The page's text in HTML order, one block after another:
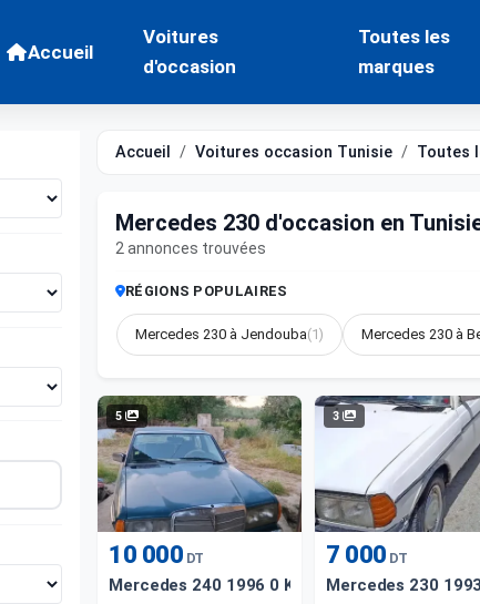
Accueil
Voitures
d'occasion
Toutes les
marques
Accueil Voitures occasion Tunisie Toutes
Mercedes 230 d'occasion en
2 annonces trouvées
RÉGIONS POPULAIRES
Mercedes 230 à Jendouba(1) Mercedes 230 à
5
10 000 DT
Mercedes 240 1996 0 Km
3
7 000 DT
Mercedes 230 1993